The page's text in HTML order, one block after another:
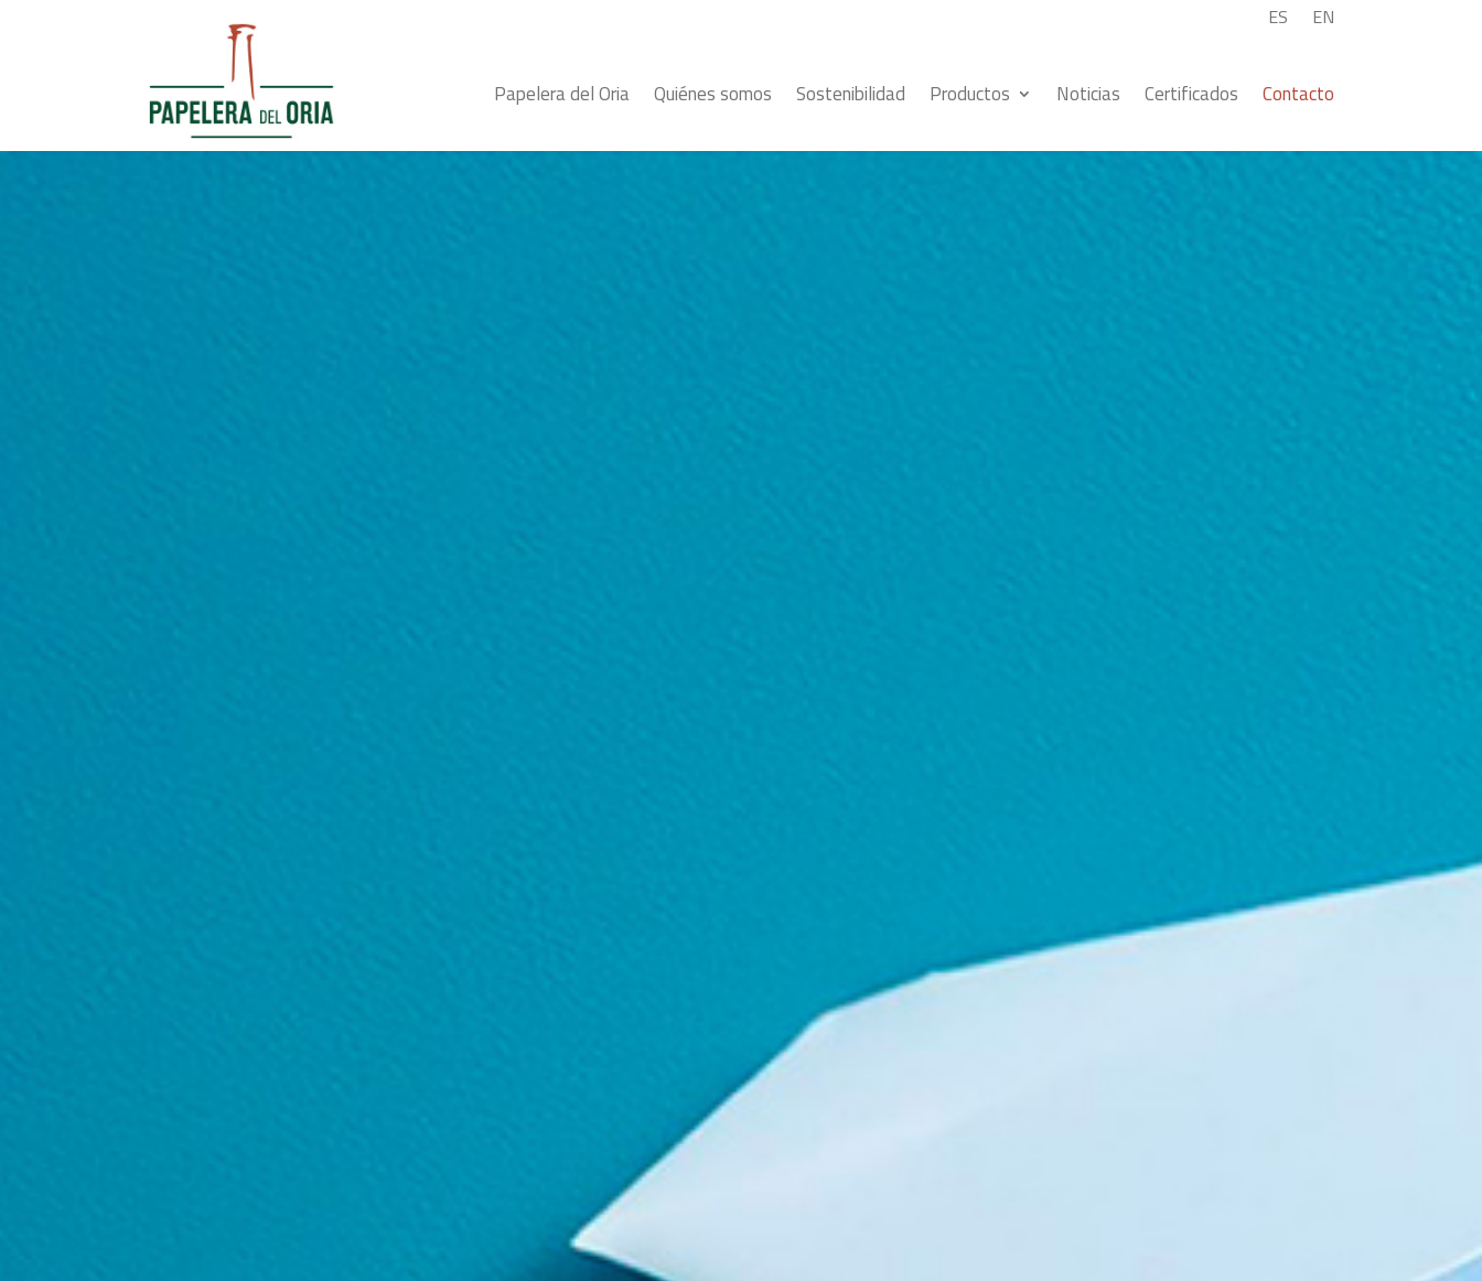
ES EN
Papelera del Oria Quiénes somos Sostenibilidad Productos Noticias Certificados Contacto